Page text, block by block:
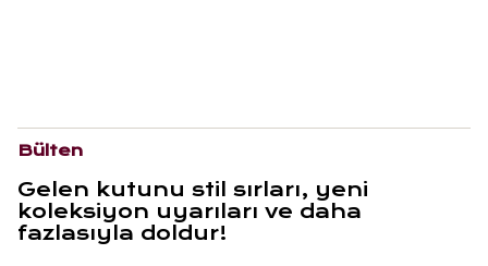
Bülten
Gelen kutunu stil sırları, yeni
koleksiyon uyarıları ve daha
fazlasıyla doldur!